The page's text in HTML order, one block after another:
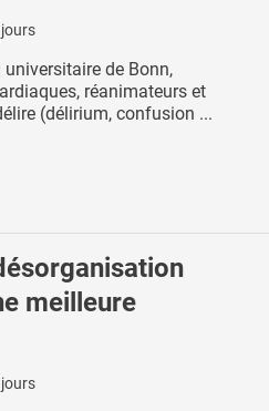
universitaire de Bonn,
réanimateurs et
(délirium, confusion ...
meilleure